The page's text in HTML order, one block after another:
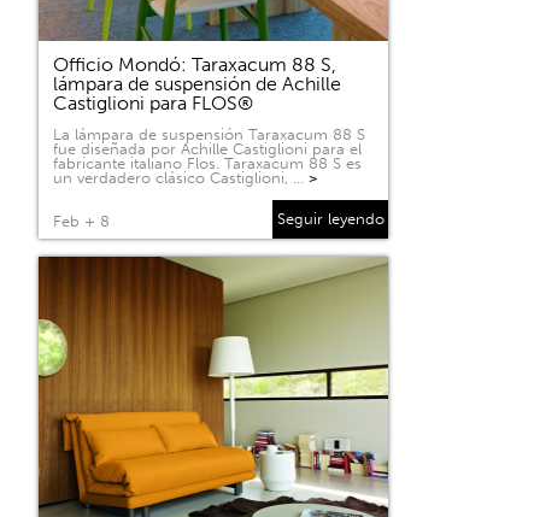
Officio Mondó: Taraxacum 88 S,
lámpara de suspensión de Achille
Castiglioni para FLOS®
La lámpara de suspensión Taraxacum 88 S
fue diseñada por Achille Castiglioni para el
fabricante italiano Flos. Taraxacum 88 S es
un verdadero clásico Castiglioni, … >
Feb + 8 Seguir leyendo